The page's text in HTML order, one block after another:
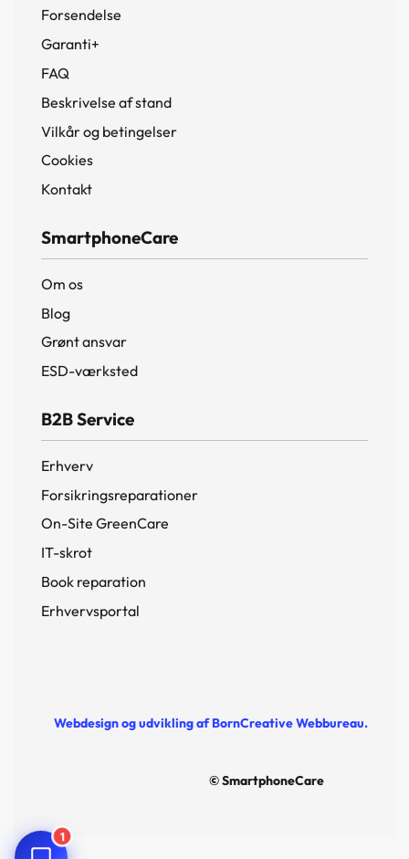
Forsendelse
Garanti+
FAQ
Beskrivelse af stand
Vilkår og betingelser
Cookies
Kontakt
SmartphoneCare
Om os
Blog
Grønt ansvar
ESD-værksted
B2B Service
Erhverv
Forsikringsreparationer
On-Site GreenCare
IT-skrot
Book reparation
Erhvervsportal
Webdesign og udvikling af BornCreative Webbureau.
© SmartphoneCare
1